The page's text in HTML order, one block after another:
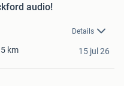
audio!
Details
km 15 jul 26